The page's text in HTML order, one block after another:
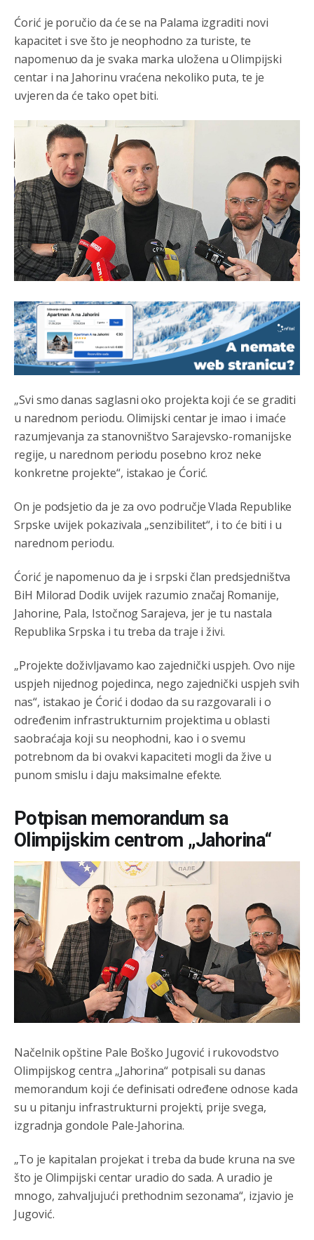
Ćorić je poručio da će se na Palama izgraditi novi
kapacitet i sve što je neophodno za turiste, te
napomenuo da je svaka marka uložena u Olimpijski
centar i na Jahorinu vraćena nekoliko puta, te je
uvjeren da će tako opet biti.
„Svi smo danas saglasni oko projekta koji će se graditi
u narednom periodu. Olimijski centar je imao i imaće
razumjevanja za stanovništvo Sarajevsko-romanijske
regije, u narednom periodu posebno kroz neke
konkretne projekte“, istakao je Ćorić.
On je podsjetio da je za ovo područje Vlada Republike
Srpske uvijek pokazivala „senzibilitet“, i to će biti i u
narednom periodu.
Ćorić je napomenuo da je i srpski član predsjedništva
BiH Milorad Dodik uvijek razumio značaj Romanije,
Jahorine, Pala, Istočnog Sarajeva, jer je tu nastala
Republika Srpska i tu treba da traje i živi.
„Projekte doživljavamo kao zajednički uspjeh. Ovo nije
uspjeh nijednog pojedinca, nego zajednički uspjeh svih
nas“, istakao je Ćorić i dodao da su razgovarali i o
određenim infrastrukturnim projektima u oblasti
saobraćaja koji su neophodni, kao i o svemu
potrebnom da bi ovakvi kapaciteti mogli da žive u
punom smislu i daju maksimalne efekte.
Potpisan memorandum sa
Olimpijskim centrom „Jahorina“
Načelnik opštine Pale Boško Jugović i rukovodstvo
Olimpijskog centra „Jahorina“ potpisali su danas
memorandum koji će definisati određene odnose kada
su u pitanju infrastrukturni projekti, prije svega,
izgradnja gondole Pale-Jahorina.
„To je kapitalan projekat i treba da bude kruna na sve
što je Olimpijski centar uradio do sada. A uradio je
mnogo, zahvaljujući prethodnim sezonama“, izjavio je
Jugović.